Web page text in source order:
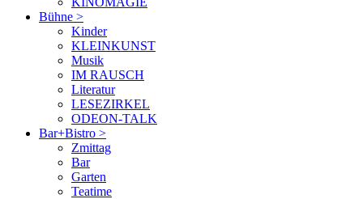
Bühne >
Kinder
KLEINKUNST
Musik
IM RAUSCH
Literatur
LESEZIRKEL
ODEON-TALK
Bar+Bistro >
Zmittag
Bar
Garten
Teatime